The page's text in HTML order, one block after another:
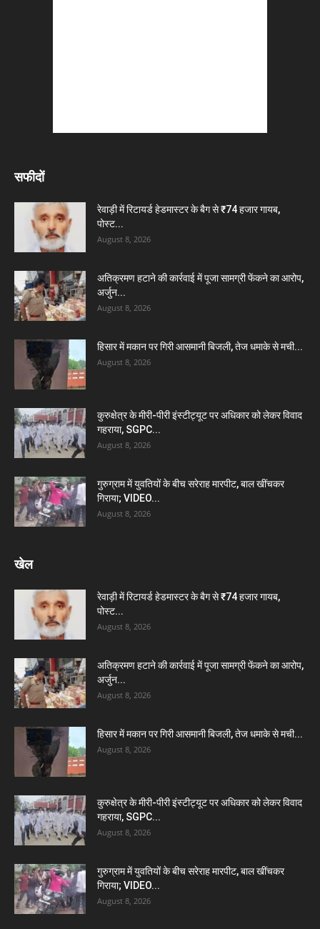
सफीदों
रेवाड़ी में रिटायर्ड हेडमास्टर के बैग से ₹74 हजार गायब,
पोस्ट...
August 8, 2026
अतिक्रमण हटाने की कार्रवाई में पूजा सामग्री फेंकने का आरोप,
अर्जुन...
August 8, 2026
हिसार में मकान पर गिरी आसमानी बिजली, तेज धमाके से मची...
August 8, 2026
कुरुक्षेत्र के मीरी-पीरी इंस्टीट्यूट पर अधिकार को लेकर विवाद
गहराया, SGPC...
August 8, 2026
गुरुग्राम में युवतियों के बीच सरेराह मारपीट, बाल खींचकर
गिराया; VIDEO...
August 8, 2026
खेल
रेवाड़ी में रिटायर्ड हेडमास्टर के बैग से ₹74 हजार गायब,
पोस्ट...
August 8, 2026
अतिक्रमण हटाने की कार्रवाई में पूजा सामग्री फेंकने का आरोप,
अर्जुन...
August 8, 2026
हिसार में मकान पर गिरी आसमानी बिजली, तेज धमाके से मची...
August 8, 2026
कुरुक्षेत्र के मीरी-पीरी इंस्टीट्यूट पर अधिकार को लेकर विवाद
गहराया, SGPC...
August 8, 2026
गुरुग्राम में युवतियों के बीच सरेराह मारपीट, बाल खींचकर
गिराया; VIDEO...
August 8, 2026